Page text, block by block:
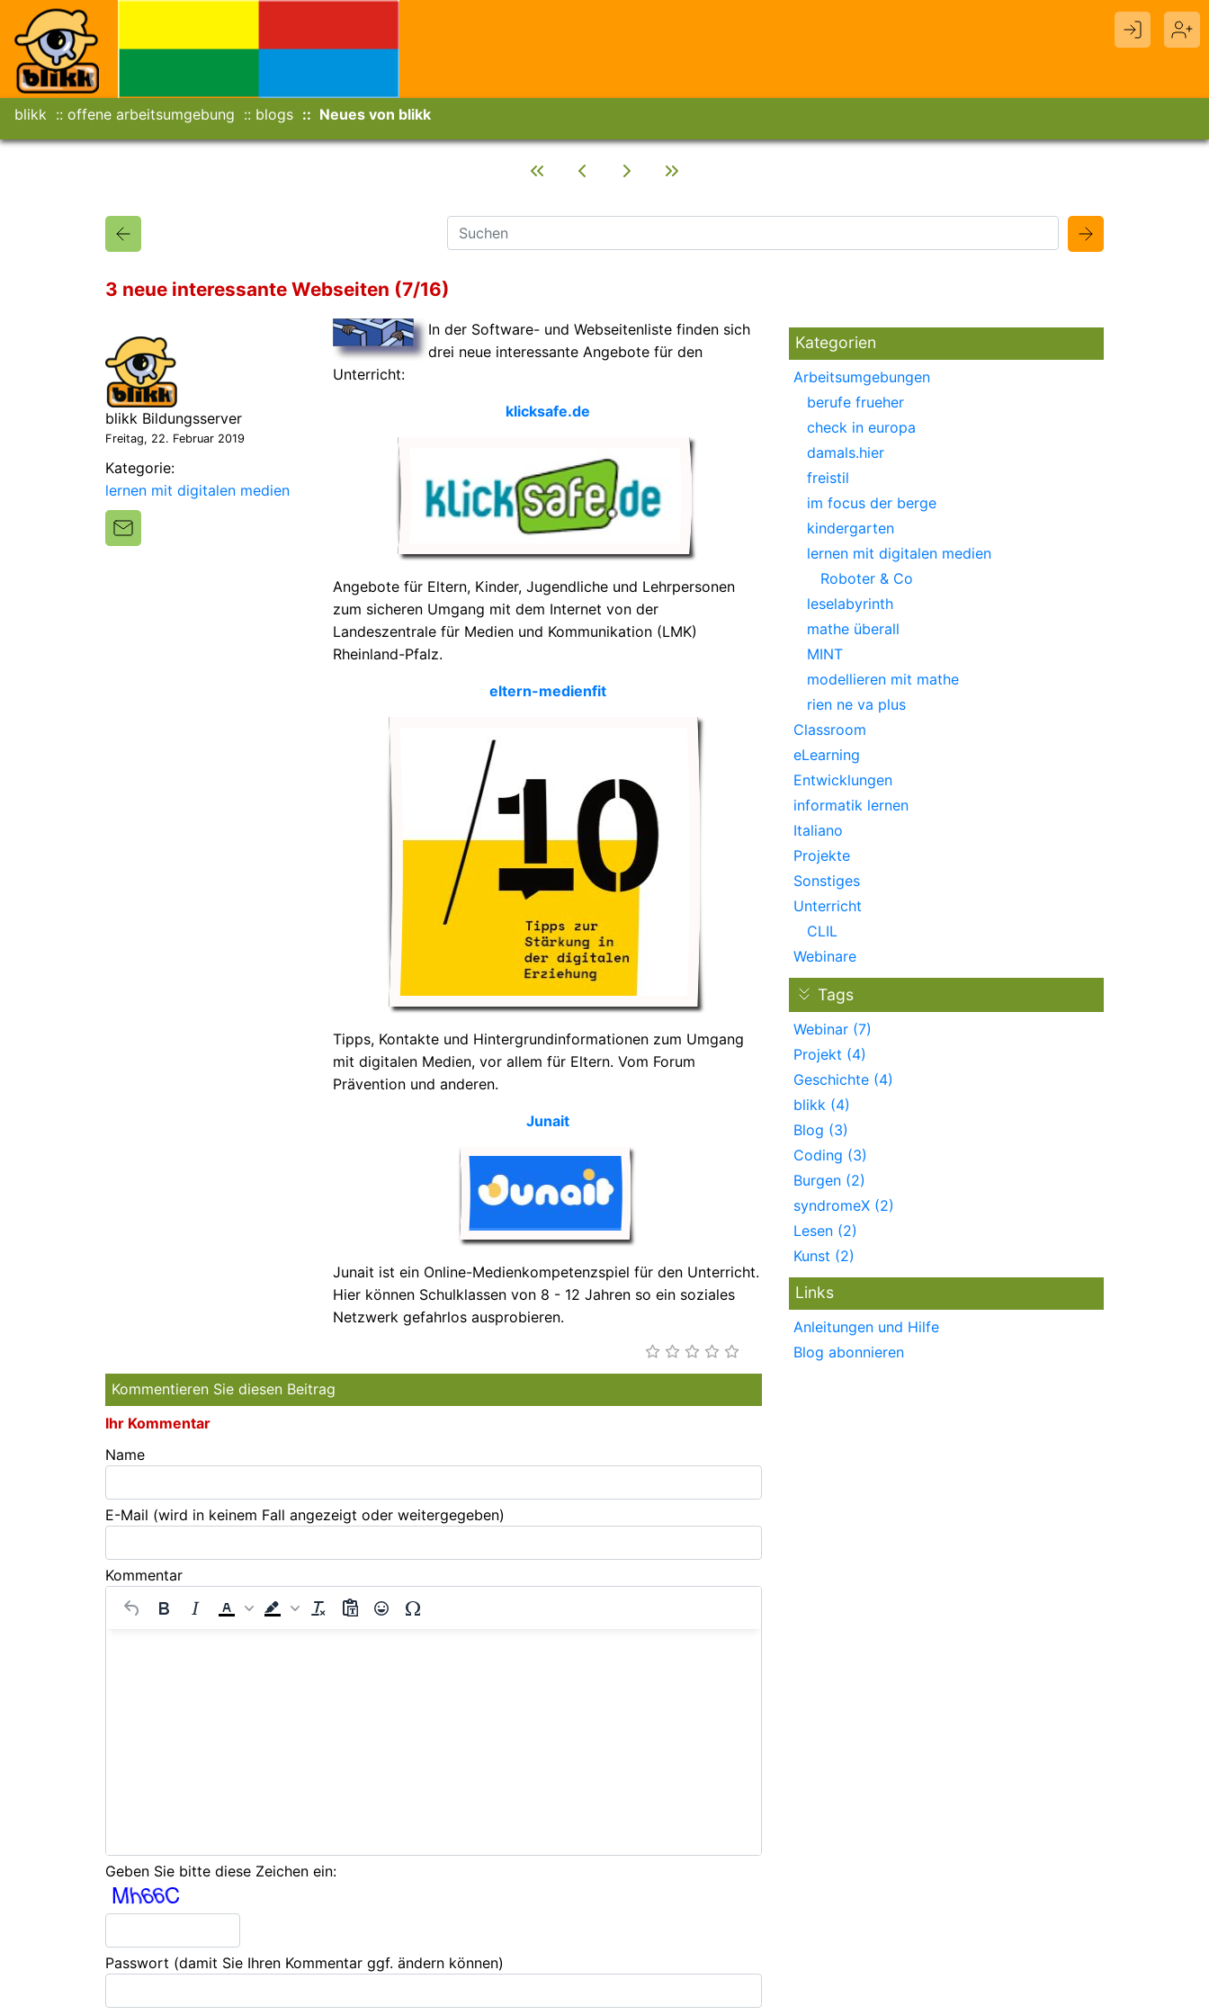
blikk offene arbeitsumgebung blogs Neues von blikk
3 neue interessante Webseiten (7/16)
In der Software- und Webseitenliste finden sich
drei neue interessante Angebote für den
Unterricht:
klicksafe.de
Angebote für Eltern, Kinder, Jugendliche und Lehrpersonen
zum sicheren Umgang mit dem Internet von der
Landeszentrale für Medien und Kommunikation (LMK)
Rheinland-Pfalz.
eltern-medienfit
Tipps, Kontakte und Hintergrundinformationen zum Umgang
mit digitalen Medien, vor allem für Eltern. Vom Forum
Prävention und anderen.
Junait
Junait ist ein Online-Medienkompetenzspiel für den Unterricht.
Hier können Schulklassen von 8 - 12 Jahren so ein soziales
Netzwerk gefahrlos ausprobieren.
blikk Bildungsserver
Freitag, 22. Februar 2019
Kategorie:
lernen mit digitalen medien
Kommentieren Sie diesen Beitrag
Ihr Kommentar
Name
E-Mail (wird in keinem Fall angezeigt oder weitergegeben)
Kommentar
Geben Sie bitte diese Zeichen ein:
Passwort (damit Sie Ihren Kommentar ggf. ändern können)
Kategorien
Arbeitsumgebungen
berufe frueher
check in europa
damals.hier
freistil
im focus der berge
kindergarten
lernen mit digitalen medien
Roboter & Co
leselabyrinth
mathe überall
MINT
modellieren mit mathe
rien ne va plus
Classroom
eLearning
Entwicklungen
informatik lernen
Italiano
Projekte
Sonstiges
Unterricht
CLIL
Webinare
Tags
Webinar (7)
Projekt (4)
Geschichte (4)
blikk (4)
Blog (3)
Coding (3)
Burgen (2)
syndromeX (2)
Lesen (2)
Kunst (2)
Links
Anleitungen und Hilfe
Blog abonnieren